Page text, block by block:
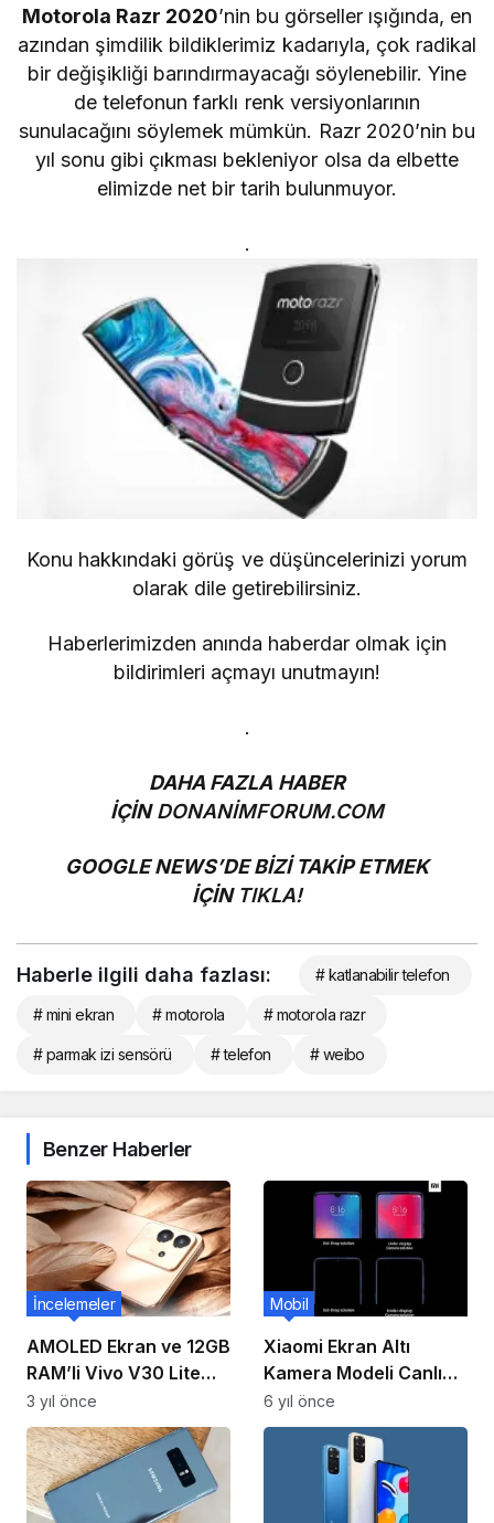
Motorola Razr 2020’nin bu görseller ışığında, en
azından şimdilik bildiklerimiz kadarıyla, çok radikal
bir değişikliği barındırmayacağı söylenebilir. Yine
de telefonun farklı renk versiyonlarının
sunulacağını söylemek mümkün. Razr 2020’nin bu
yıl sonu gibi çıkması bekleniyor olsa da elbette
elimizde net bir tarih bulunmuyor.
.
Konu hakkındaki görüş ve düşüncelerinizi yorum
olarak dile getirebilirsiniz.
Haberlerimizden anında haberdar olmak için
bildirimleri açmayı unutmayın!
.
DAHA FAZLA HABER
İÇİNDONANİMFORUM.COM
GOOGLE NEWS’DE BİZİ TAKİP ETMEK
İÇİN TIKLA!
Haberle ilgili daha fazlası: # katlanabilir telefon
# mini ekran # motorola # motorola razr
# parmak izi sensörü # telefon # weibo
Benzer Haberler
AMOLED Ekran ve 12GB
RAM’li Vivo V30 Lite
Tanıtımı
İncelemeler
3 yıl önce
Xiaomi Ekran Altı
Kamera Modeli Canlı
Görüntülendi!
Mobil
6 yıl önce